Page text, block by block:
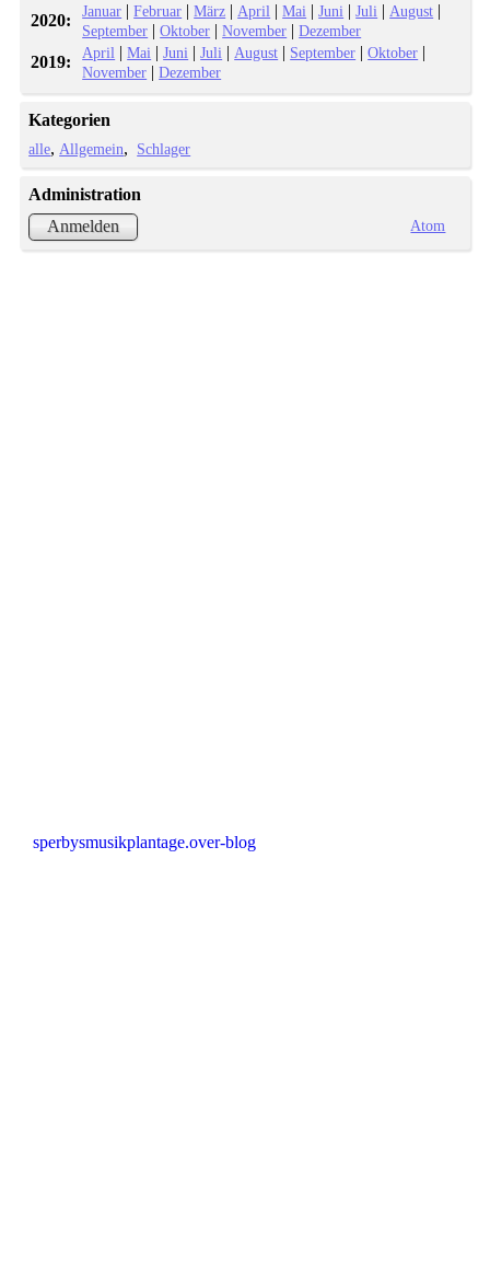
2020: Januar |Februar |März | April |Mai |Juni |Juli | August |
September |Oktober |November |Dezember
2019: April |Mai |Juni |Juli | August | September |Oktober |
November |Dezember
Kategorien
alle Allgemein Schlager
Administration
Anmelden
Atom
sperbysmusikplantage.over-blog